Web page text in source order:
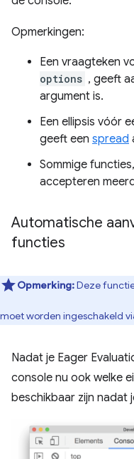
Opmerkingen:
Een vraagteken
options , geeft
argument is.
Een ellipsis vóór
geeft een spread
Sommige
accepteren
Automatische
functies
Opmerking:Deze
moet worden ingeschakeld
Nadat je Eager
console nu ook welke
beschikbaar zijn nadat